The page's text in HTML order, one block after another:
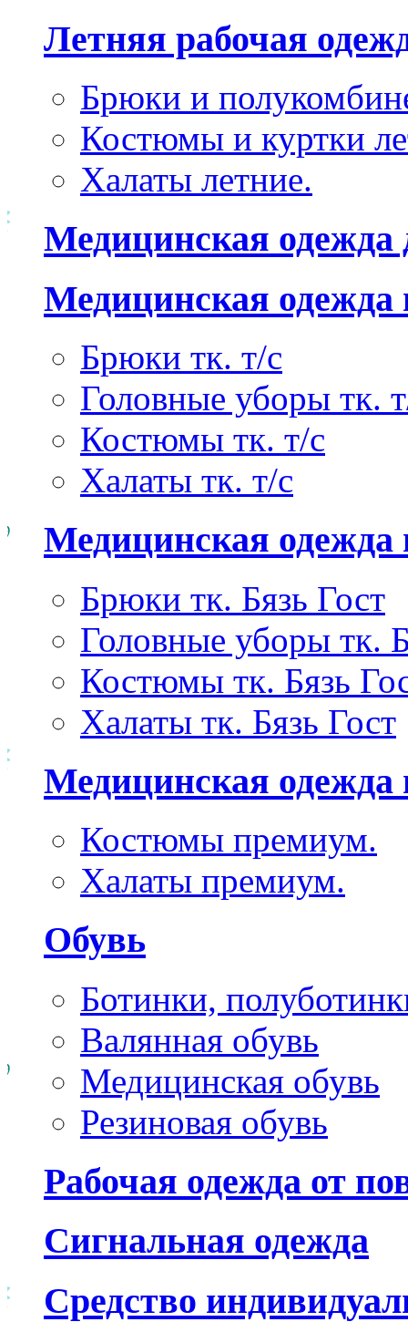
Летняя рабочая
Брюки и
Костюмы и куртки
Халаты летние.
Медицинская
Медицинская одежда
Брюки тк. т/с
Головные уборы тк.
Костюмы тк. т/с
Халаты тк. т/с
Медицинская одежда
Брюки тк. Бязь Гост
Головные уборы тк.
Костюмы тк. Бязь
Халаты тк. Бязь Гост
Медицинская одежда
Костюмы премиум.
Халаты премиум.
Обувь
Ботинки,
Валянная обувь
Медицинская обувь
Резиновая обувь
Рабочая одежда от
Сигнальная одежда
Средство